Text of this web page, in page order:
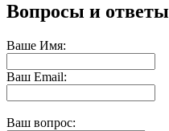
Вопросы и ответы
Ваше Имя:
Ваш Email:
Ваш вопрос: